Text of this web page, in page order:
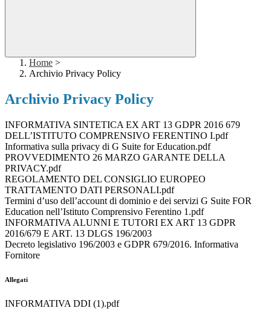
Home >
Archivio Privacy Policy
Archivio Privacy Policy
INFORMATIVA SINTETICA EX ART 13 GDPR 2016 679
DELL’ISTITUTO COMPRENSIVO FERENTINO I.pdf
Informativa sulla privacy di G Suite for Education.pdf
PROVVEDIMENTO 26 MARZO GARANTE DELLA
PRIVACY.pdf
REGOLAMENTO DEL CONSIGLIO EUROPEO
TRATTAMENTO DATI PERSONALI.pdf
Termini d’uso dell’account di dominio e dei servizi G Suite FOR
Education nell’Istituto Comprensivo Ferentino 1.pdf
INFORMATIVA ALUNNI E TUTORI EX ART 13 GDPR
2016/679 E ART. 13 DLGS 196/2003
Decreto legislativo 196/2003 e GDPR 679/2016. Informativa
Fornitore
Allegati
INFORMATIVA DDI (1).pdf